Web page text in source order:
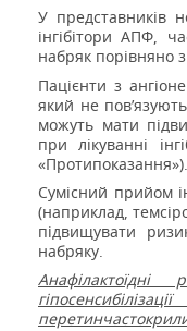
У представників
інгібітори АПФ,
набряк порівняно
Пацієнти з
який не
можуть мати
при лікуванні
«Протипоказання»).
Сумісний прийом
(наприклад,
підвищувати
набряку.